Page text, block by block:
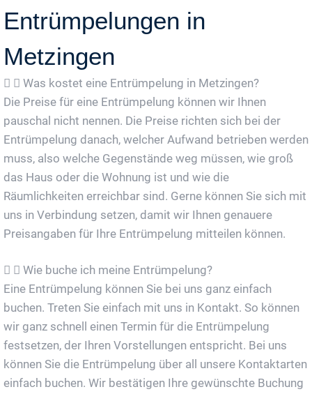
Entrümpelungen in
Metzingen
Was kostet eine Entrümpelung in Metzingen?
Die Preise für eine Entrümpelung können wir Ihnen
pauschal nicht nennen. Die Preise richten sich bei der
Entrümpelung danach, welcher Aufwand betrieben werden
muss, also welche Gegenstände weg müssen, wie groß
das Haus oder die Wohnung ist und wie die
Räumlichkeiten erreichbar sind. Gerne können Sie sich mit
uns in Verbindung setzen, damit wir Ihnen genauere
Preisangaben für Ihre Entrümpelung mitteilen können.
Wie buche ich meine Entrümpelung?
Eine Entrümpelung können Sie bei uns ganz einfach
buchen. Treten Sie einfach mit uns in Kontakt. So können
wir ganz schnell einen Termin für die Entrümpelung
festsetzen, der Ihren Vorstellungen entspricht. Bei uns
können Sie die Entrümpelung über all unsere Kontaktarten
einfach buchen. Wir bestätigen Ihre gewünschte Buchung